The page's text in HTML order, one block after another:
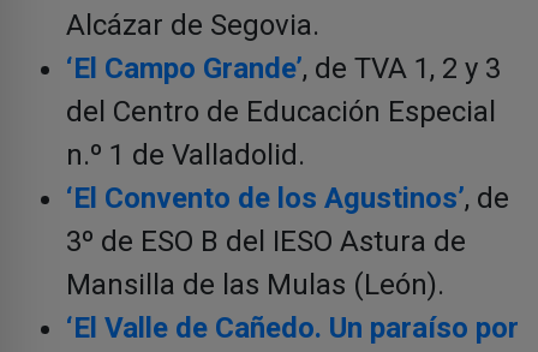
Alcázar de Segovia.
‘El Campo Grande’, de TVA 1, 2 y 3
del Centro de Educación Especial
n.º 1 de Valladolid.
‘El Convento de los Agustinos’, de
3º de ESO B del IESO Astura de
Mansilla de las Mulas (León).
‘El Valle de Cañedo. Un paraíso por